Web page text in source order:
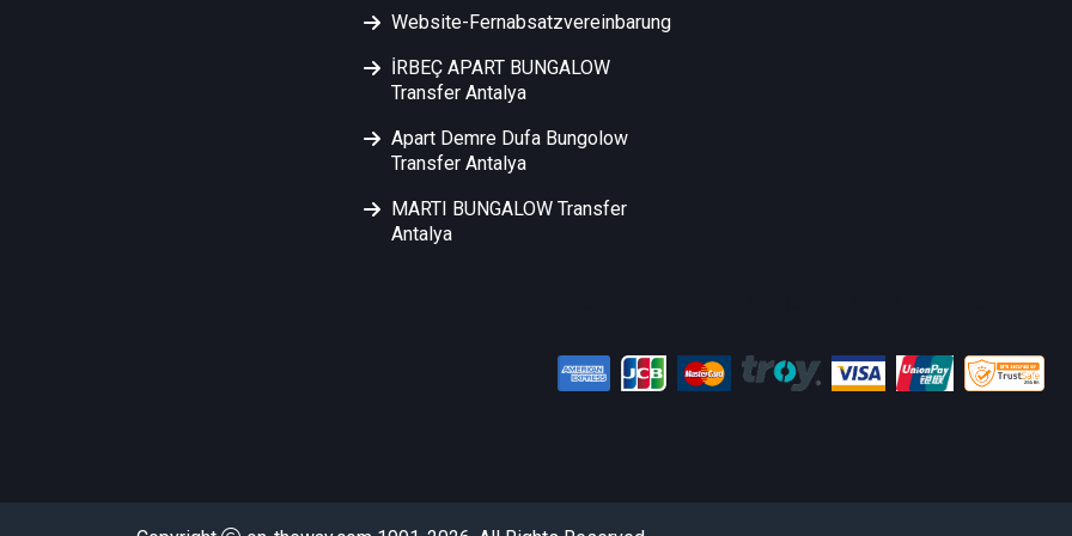
Website-Fernabsatzvereinbarung
İRBEÇ APART BUNGALOW
Transfer Antalya
Apart Demre Dufa Bungolow
Transfer Antalya
MARTI BUNGALOW Transfer
Antalya